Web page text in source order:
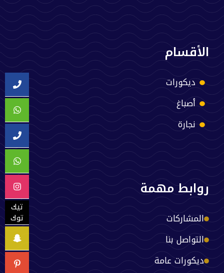
تيك
توك
الأقسام
ديكورات
أصباغ
نجارة
روابط مهمة
المشاركات
التواصل بنا
ديكورات عامة